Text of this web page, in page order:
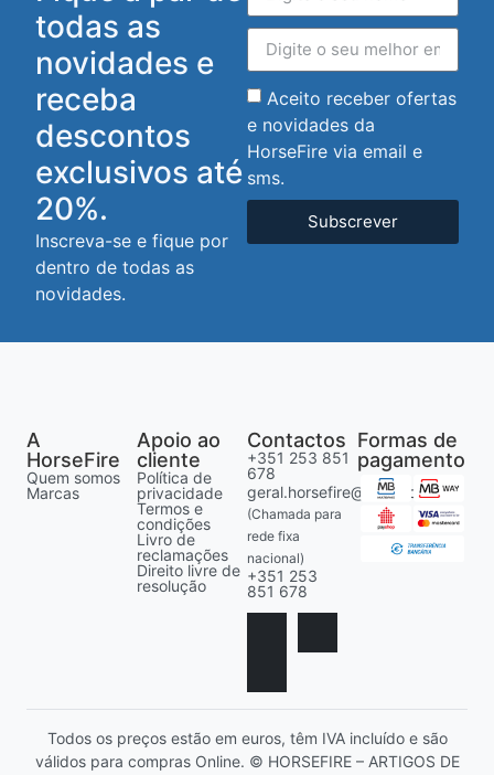
todas as
novidades e
receba
descontos
exclusivos até
20%.
Inscreva-se e fique por
dentro de todas as
novidades.
Aceito receber ofertas
e novidades da
HorseFire via email e
sms.
Subscrever
A
HorseFire
Quem somos
Marcas
Apoio ao
cliente
Política de
privacidade
Termos e
condições
Livro de
reclamações
Direito livre de
resolução
Contactos
+351 253 851
678
geral.horsefire@gmail.com
(Chamada para
rede fixa
nacional)
+351 253
851 678
Formas de
pagamento
Todos os preços estão em euros, têm IVA incluído e são
válidos para compras Online. © HORSEFIRE – ARTIGOS DE